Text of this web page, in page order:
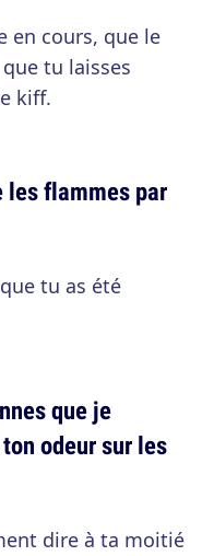
en cours, que le
tu laisses
kiff.
flammes par
tu as été
que je
odeur sur les
dire à ta moitié